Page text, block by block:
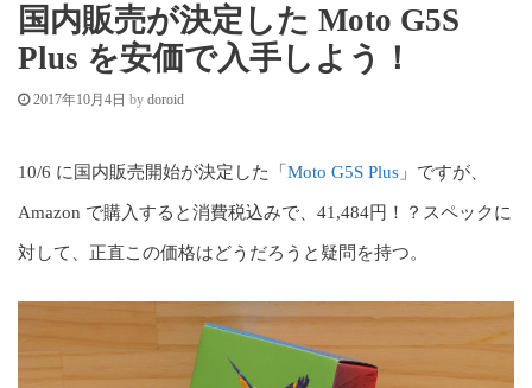
国内販売が決定した Moto G5S
Plus を安価で入手しよう！
2017年10月4日 by doroid
10/6 に国内販売開始が決定した「Moto G5S Plus 」ですが、
Amazon で購入すると消費税込みで、41,484円！？スペックに
対して、正直この価格はどうだろうと疑問を持つ。